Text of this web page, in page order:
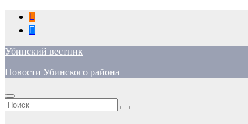
Перейти
содержимому
Убинский вестник
Новости Убинского района